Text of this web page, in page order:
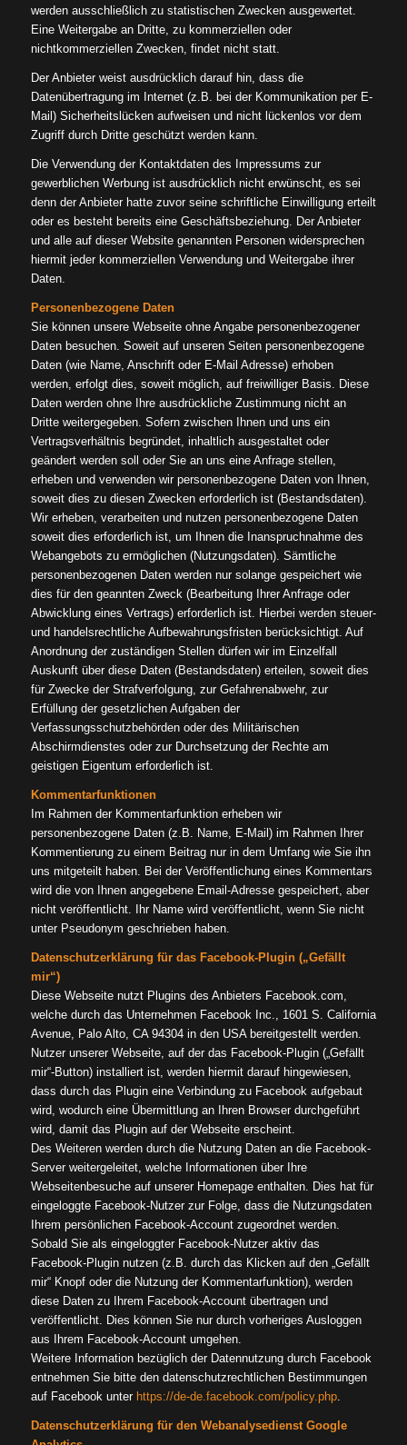
werden ausschließlich zu statistischen Zwecken ausgewertet.
Eine Weitergabe an Dritte, zu kommerziellen oder
nichtkommerziellen Zwecken, findet nicht statt.
Der Anbieter weist ausdrücklich darauf hin, dass die
Datenübertragung im Internet (z.B. bei der Kommunikation per E-
Mail) Sicherheitslücken aufweisen und nicht lückenlos vor dem
Zugriff durch Dritte geschützt werden kann.
Die Verwendung der Kontaktdaten des Impressums zur
gewerblichen Werbung ist ausdrücklich nicht erwünscht, es sei
denn der Anbieter hatte zuvor seine schriftliche Einwilligung erteilt
oder es besteht bereits eine Geschäftsbeziehung. Der Anbieter
und alle auf dieser Website genannten Personen widersprechen
hiermit jeder kommerziellen Verwendung und Weitergabe ihrer
Daten.
Personenbezogene Daten
Sie können unsere Webseite ohne Angabe personenbezogener
Daten besuchen. Soweit auf unseren Seiten personenbezogene
Daten (wie Name, Anschrift oder E-Mail Adresse) erhoben
werden, erfolgt dies, soweit möglich, auf freiwilliger Basis. Diese
Daten werden ohne Ihre ausdrückliche Zustimmung nicht an
Dritte weitergegeben. Sofern zwischen Ihnen und uns ein
Vertragsverhältnis begründet, inhaltlich ausgestaltet oder
geändert werden soll oder Sie an uns eine Anfrage stellen,
erheben und verwenden wir personenbezogene Daten von Ihnen,
soweit dies zu diesen Zwecken erforderlich ist (Bestandsdaten).
Wir erheben, verarbeiten und nutzen personenbezogene Daten
soweit dies erforderlich ist, um Ihnen die Inanspruchnahme des
Webangebots zu ermöglichen (Nutzungsdaten). Sämtliche
personenbezogenen Daten werden nur solange gespeichert wie
dies für den geannten Zweck (Bearbeitung Ihrer Anfrage oder
Abwicklung eines Vertrags) erforderlich ist. Hierbei werden steuer-
und handelsrechtliche Aufbewahrungsfristen berücksichtigt. Auf
Anordnung der zuständigen Stellen dürfen wir im Einzelfall
Auskunft über diese Daten (Bestandsdaten) erteilen, soweit dies
für Zwecke der Strafverfolgung, zur Gefahrenabwehr, zur
Erfüllung der gesetzlichen Aufgaben der
Verfassungsschutzbehörden oder des Militärischen
Abschirmdienstes oder zur Durchsetzung der Rechte am
geistigen Eigentum erforderlich ist.
Kommentarfunktionen
Im Rahmen der Kommentarfunktion erheben wir
personenbezogene Daten (z.B. Name, E-Mail) im Rahmen Ihrer
Kommentierung zu einem Beitrag nur in dem Umfang wie Sie ihn
uns mitgeteilt haben. Bei der Veröffentlichung eines Kommentars
wird die von Ihnen angegebene Email-Adresse gespeichert, aber
nicht veröffentlicht. Ihr Name wird veröffentlicht, wenn Sie nicht
unter Pseudonym geschrieben haben.
Datenschutzerklärung für das Facebook-Plugin („Gefällt
mir“)
Diese Webseite nutzt Plugins des Anbieters Facebook.com,
welche durch das Unternehmen Facebook Inc., 1601 S. California
Avenue, Palo Alto, CA 94304 in den USA bereitgestellt werden.
Nutzer unserer Webseite, auf der das Facebook-Plugin („Gefällt
mir“-Button) installiert ist, werden hiermit darauf hingewiesen,
dass durch das Plugin eine Verbindung zu Facebook aufgebaut
wird, wodurch eine Übermittlung an Ihren Browser durchgeführt
wird, damit das Plugin auf der Webseite erscheint.
Des Weiteren werden durch die Nutzung Daten an die Facebook-
Server weitergeleitet, welche Informationen über Ihre
Webseitenbesuche auf unserer Homepage enthalten. Dies hat für
eingeloggte Facebook-Nutzer zur Folge, dass die Nutzungsdaten
Ihrem persönlichen Facebook-Account zugeordnet werden.
Sobald Sie als eingeloggter Facebook-Nutzer aktiv das
Facebook-Plugin nutzen (z.B. durch das Klicken auf den „Gefällt
mir“ Knopf oder die Nutzung der Kommentarfunktion), werden
diese Daten zu Ihrem Facebook-Account übertragen und
veröffentlicht. Dies können Sie nur durch vorheriges Ausloggen
aus Ihrem Facebook-Account umgehen.
Weitere Information bezüglich der Datennutzung durch Facebook
entnehmen Sie bitte den datenschutzrechtlichen Bestimmungen
auf Facebook unter https://de-de.facebook.com/policy.php.
Datenschutzerklärung für den Webanalysedienst Google